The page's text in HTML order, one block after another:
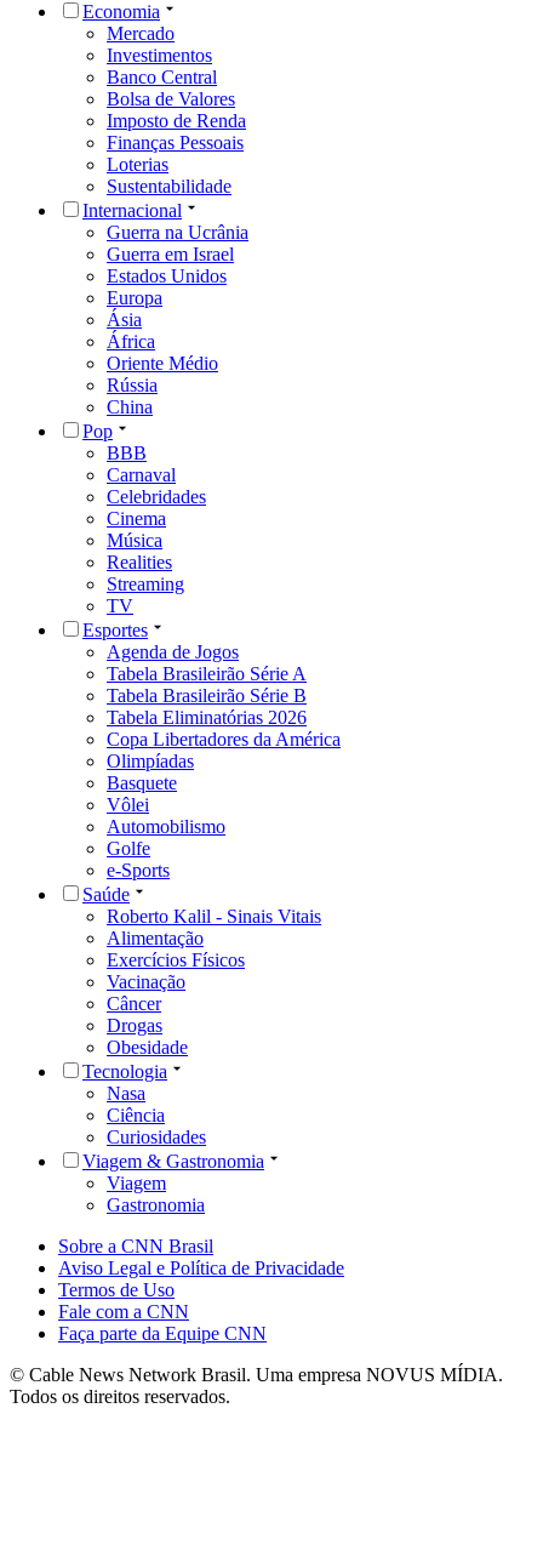
Economia
Mercado
Investimentos
Banco Central
Bolsa de Valores
Imposto de Renda
Finanças Pessoais
Loterias
Sustentabilidade
Internacional
Guerra na Ucrânia
Guerra em Israel
Estados Unidos
Europa
Ásia
África
Oriente Médio
Rússia
China
Pop
BBB
Carnaval
Celebridades
Cinema
Música
Realities
Streaming
TV
Esportes
Agenda de Jogos
Tabela Brasileirão Série A
Tabela Brasileirão Série B
Tabela Eliminatórias 2026
Copa Libertadores da América
Olimpíadas
Basquete
Vôlei
Automobilismo
Golfe
e-Sports
Saúde
Roberto Kalil - Sinais Vitais
Alimentação
Exercícios Físicos
Vacinação
Câncer
Drogas
Obesidade
Tecnologia
Nasa
Ciência
Curiosidades
Viagem & Gastronomia
Viagem
Gastronomia
Sobre a CNN Brasil
Aviso Legal e Política de Privacidade
Termos de Uso
Fale com a CNN
Faça parte da Equipe CNN
© Cable News Network Brasil. Uma empresa NOVUS MÍDIA.
Todos os direitos reservados.